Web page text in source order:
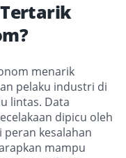
menarik
pelaku industri di
lintas. Data
dipicu oleh
peran kesalahan
mampu